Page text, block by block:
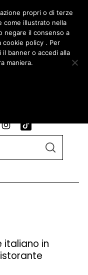
S
H
italiano in
propri o di terze
come illustrato nella
negare il consenso a
policy . Per
banner o accedi alla
maniera.